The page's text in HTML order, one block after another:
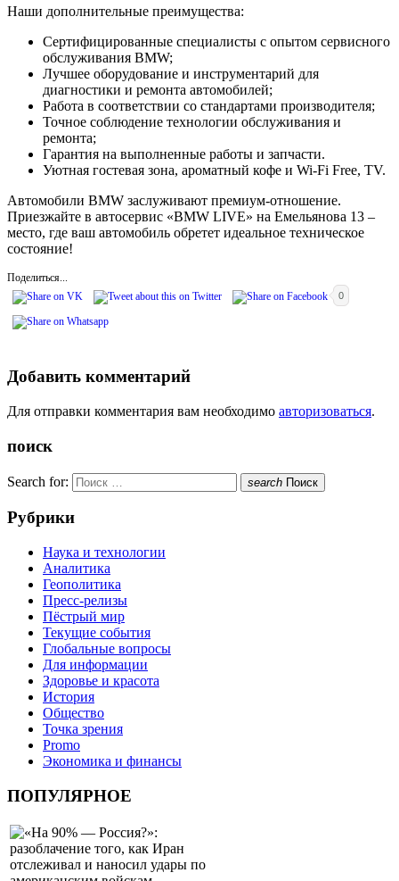
Наши дополнительные преимущества:
Сертифицированные специалисты с опытом сервисного
обслуживания BMW;
Лучшее оборудование и инструментарий для
диагностики и ремонта автомобилей;
Работа в соответствии со стандартами производителя;
Точное соблюдение технологии обслуживания и
ремонта;
Гарантия на выполненные работы и запчасти.
Уютная гостевая зона, ароматный кофе и Wi-Fi Free, TV.
Автомобили BMW заслуживают премиум-отношение.
Приезжайте в автосервис «BMW LIVE» на Емельянова 13 –
место, где ваш автомобиль обретет идеальное техническое
состояние!
Поделиться...
0
Добавить комментарий
Для отправки комментария вам необходимо авторизоваться.
поиск
Search for: search Поиск
Рубрики
Наука и технологии
Аналитика
Геополитика
Пресс-релизы
Пёстрый мир
Текущие события
Глобальные вопросы
Для информации
Здоровье и красота
История
Общество
Точка зрения
Promo
Экономика и финансы
ПОПУЛЯРНОЕ